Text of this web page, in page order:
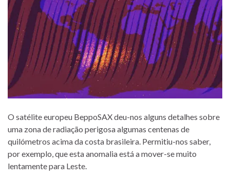
O satélite europeu BeppoSAX deu-nos alguns detalhes sobre
uma zona de radiação perigosa algumas centenas de
quilómetros acima da costa brasileira. Permitiu-nos saber,
por exemplo, que esta anomalia está a mover-se muito
lentamente para Leste.